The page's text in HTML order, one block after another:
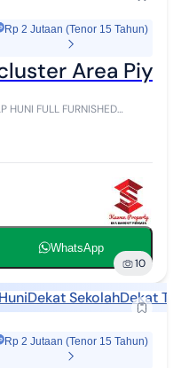
Rp 2 Jutaan (Tenor 15 Tahun)
Area
FULL FURNISHED
WhatsApp
10
Dekat SekolahDekat
Rp 2 Jutaan (Tenor 15 Tahun)